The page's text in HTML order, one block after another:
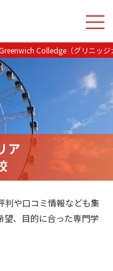
Colledge（グリニッジ
ア
判や口コミ情報なども集
望、目的に合った専門学